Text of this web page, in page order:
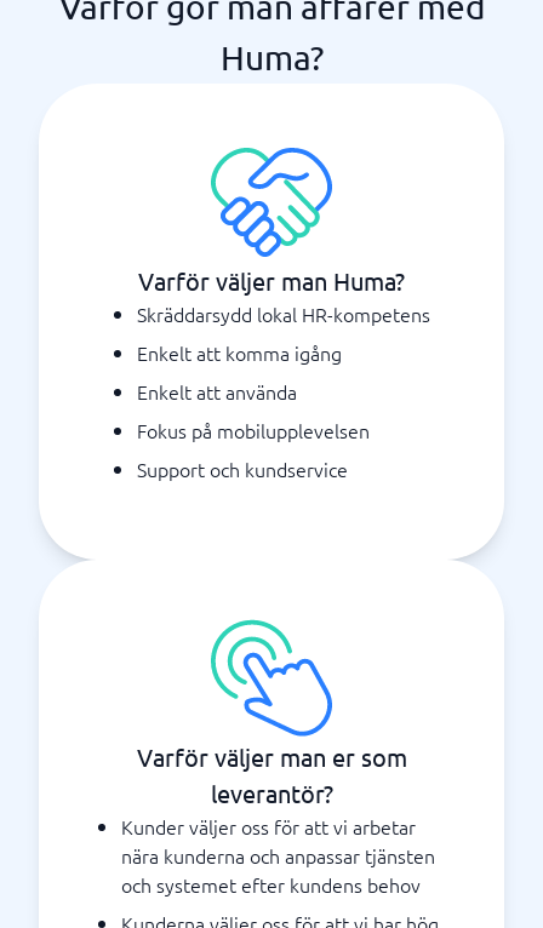
Huma?
Varför väljer man Huma?
Skräddarsydd lokal HR-kompetens
Enkelt att komma igång
Enkelt att använda
Fokus på mobilupplevelsen
Support och kundservice
Varför väljer man er som
leverantör?
Kunder väljer oss för att vi arbetar
nära kunderna och anpassar tjänsten
och systemet efter kundens behov